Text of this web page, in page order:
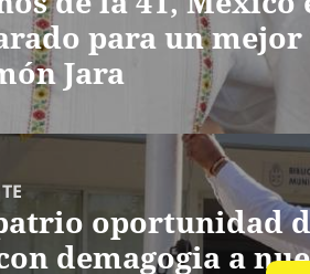
para un
Jara
oportunidad
demagogia a